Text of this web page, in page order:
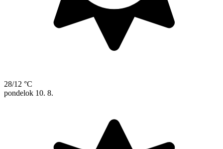
28/12 °C
pondelok 10. 8.